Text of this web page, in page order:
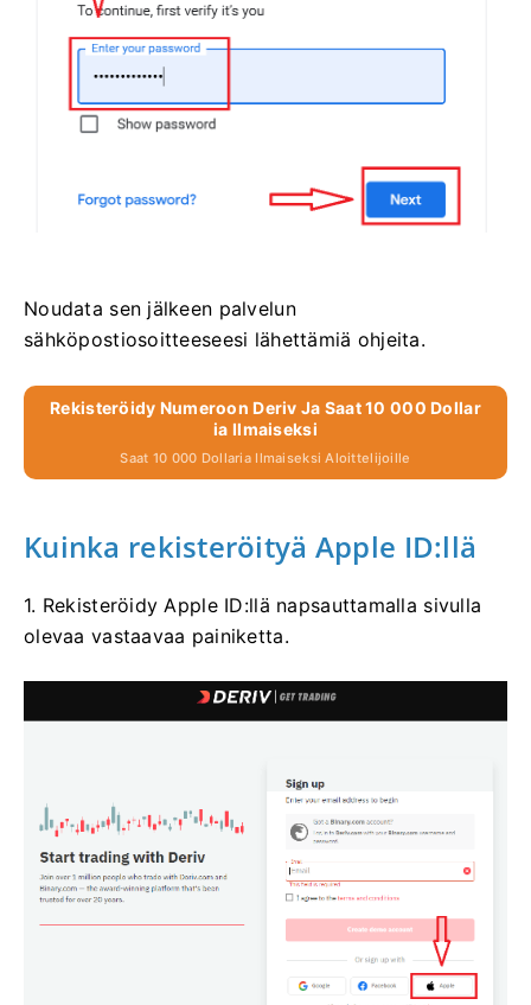
Noudata sen jälkeen palvelun
sähköpostiosoitteeseesi lähettämiä ohjeita.
Rekisteröidy Numeroon Deriv Ja Saat 10 000 Dollar
Ia Ilmaiseksi
Saat 10 000 Dollaria Ilmaiseksi Aloittelijoille
Kuinka rekisteröityä Apple ID:llä
1. Rekisteröidy Apple ID:llä napsauttamalla sivulla
olevaa vastaavaa painiketta.